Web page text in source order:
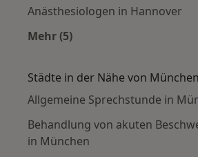
Anästhesiologen in Hannover
Mehr (5)
Städte in der Nähe von München
Allgemeine Sprechstunde in
Behandlung von akuten
in München